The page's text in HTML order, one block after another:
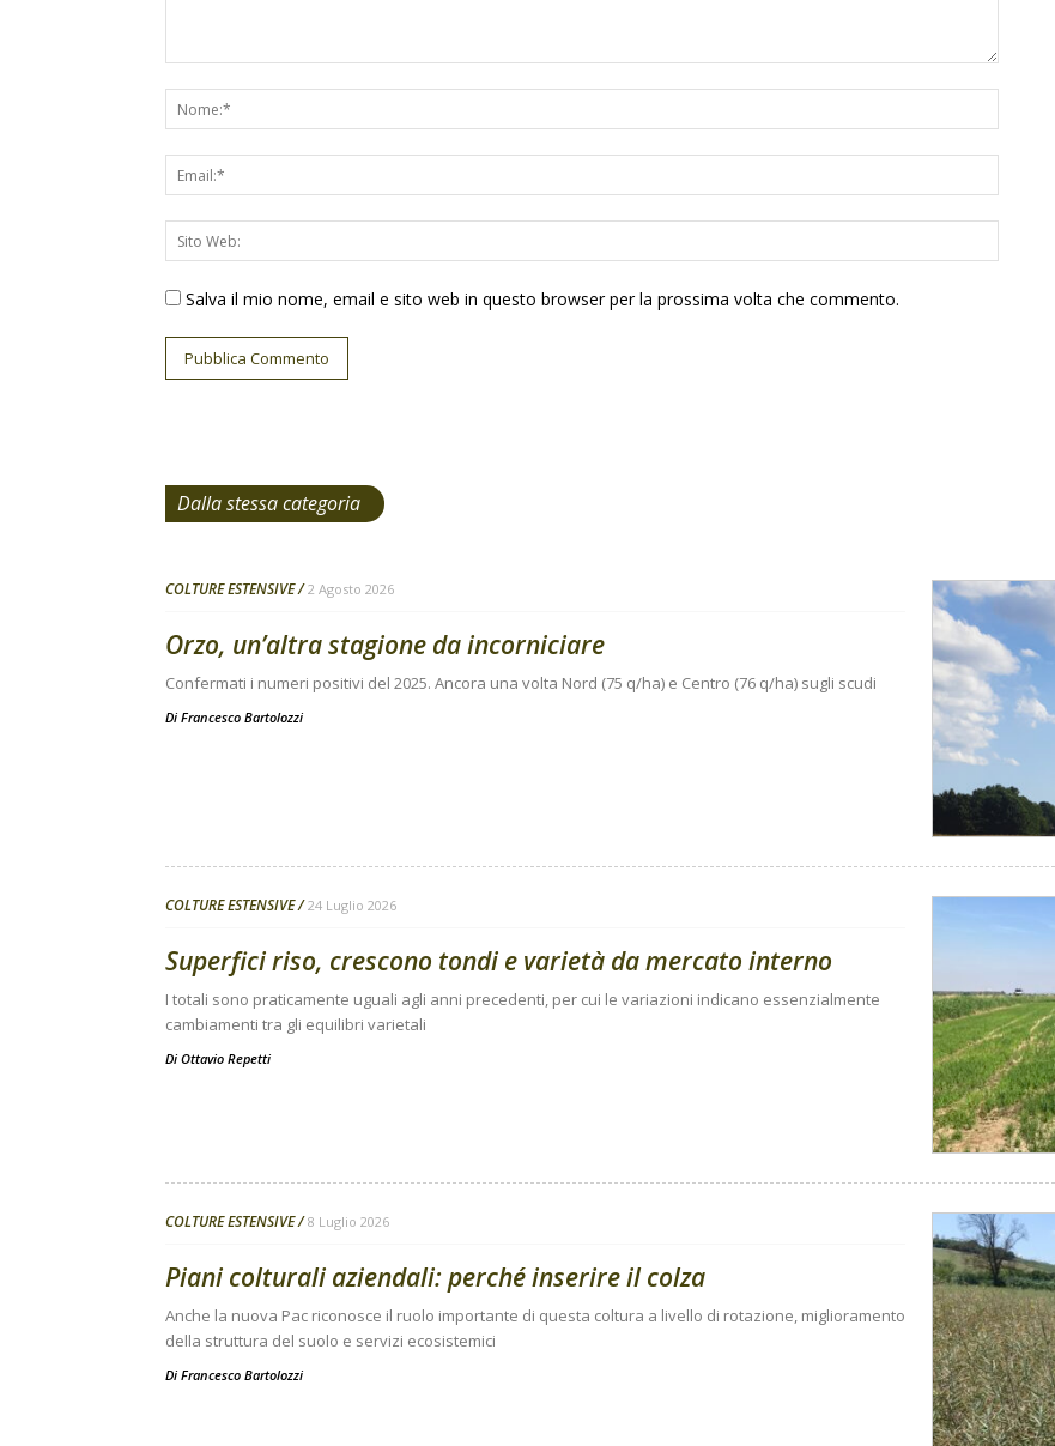
Salva il mio nome, email e sito web in questo browser per la prossima volta che commento.
Dalla stessa categoria
COLTURE ESTENSIVE 2 Agosto 2026
Orzo, un’altra stagione da incorniciare
Confermati i numeri positivi del 2025. Ancora una volta Nord (75 q/ha) e Centro (76 q/ha) sugli scudi
Di Francesco Bartolozzi
COLTURE ESTENSIVE 24 Luglio 2026
Superfici riso, crescono tondi e varietà da mercato interno
I totali sono praticamente uguali agli anni precedenti, per cui le variazioni indicano essenzialmente
cambiamenti tra gli equilibri varietali
Di Ottavio Repetti
COLTURE ESTENSIVE 8 Luglio 2026
Piani colturali aziendali: perché inserire il colza
Anche la nuova Pac riconosce il ruolo importante di questa coltura a livello di rotazione, miglioramento
della struttura del suolo e servizi ecosistemici
Di Francesco Bartolozzi